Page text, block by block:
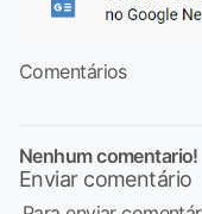
Comentários
Nenhum comentario!
Enviar comentário